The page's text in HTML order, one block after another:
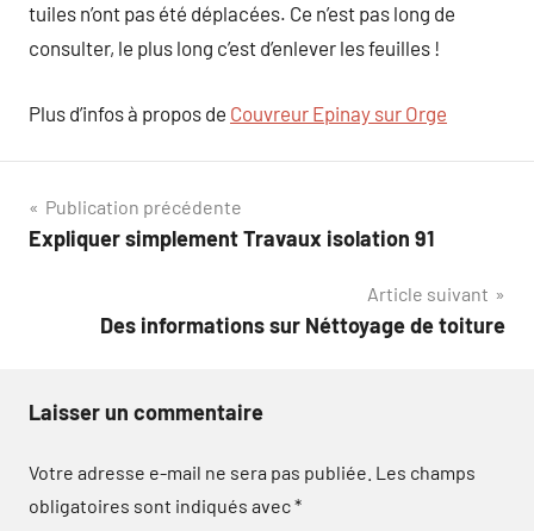
tuiles n’ont pas été déplacées. Ce n’est pas long de
consulter, le plus long c’est d’enlever les feuilles !
Plus d’infos à propos de Couvreur Epinay sur Orge
Navigation
de
Publication précédente
Expliquer simplement Travaux isolation 91
Article suivant
Des informations sur Néttoyage de toiture
Laisser un commentaire
Votre adresse e-mail ne sera pas publiée. Les champs
obligatoires sont indiqués avec*